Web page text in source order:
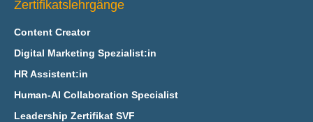
Zertifikatslehrgänge
Content Creator
Digital Marketing Spezialist:in
HR Assistent:in
Human-AI Collaboration Specialist
Leadership Zertifikat SVF